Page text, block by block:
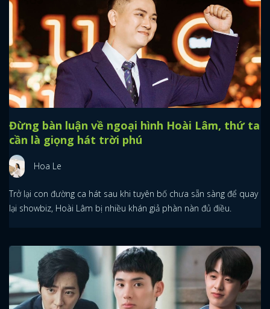
Đừng bàn luận về ngoại hình Hoài Lâm, thứ ta
cần là giọng hát trời phú
Hoa Le
Trở lại con đường ca hát sau khi tuyên bố chưa sẵn sàng để quay
lại showbiz, Hoài Lâm bị nhiều khán giả phàn nàn đủ điều.